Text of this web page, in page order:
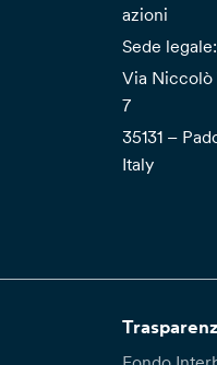
azioni
Sede legale:
Via Niccolò
7
35131 –
Italy